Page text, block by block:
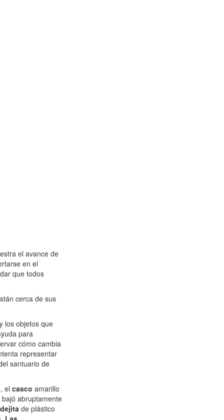
el avance de
en el
que todos
cerca de sus
los objetos que
para
cómo cambia
representar
santuario de
el casco amarillo
abruptamente
de plástico